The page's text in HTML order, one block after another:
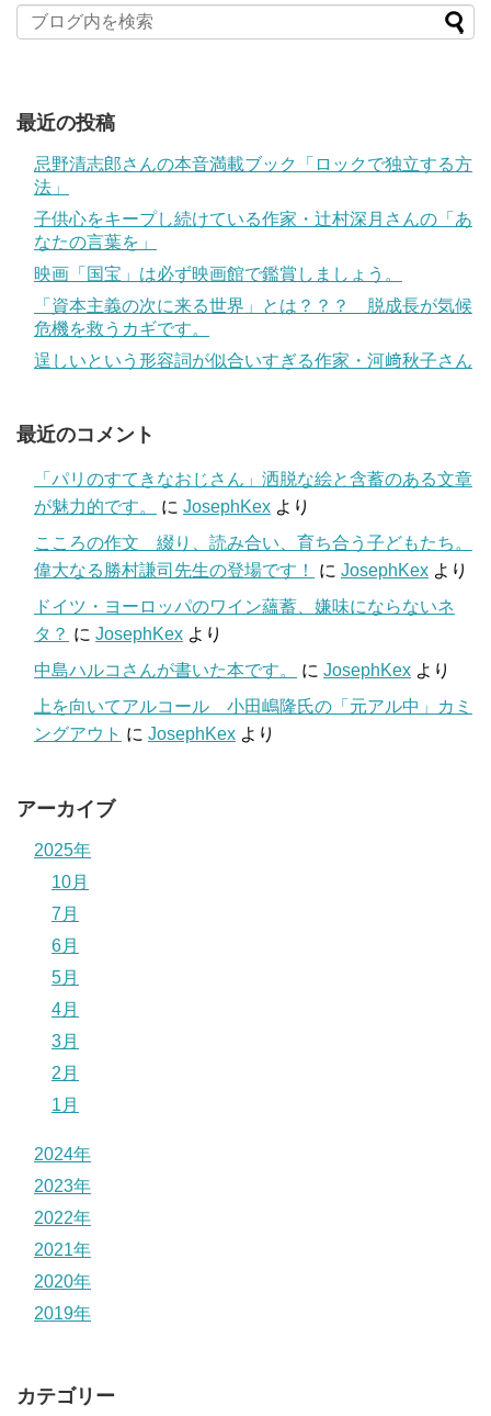
最近の投稿
忌野清志郎さんの本音満載ブック「ロックで独立する方
法」
子供心をキープし続けている作家・辻村深月さんの「あ
なたの言葉を」
映画「国宝」は必ず映画館で鑑賞しましょう。
「資本主義の次に来る世界」とは？？？ 脱成長が気候
危機を救うカギです。
逞しいという形容詞が似合いすぎる作家・河﨑秋子さん
最近のコメント
「パリのすてきなおじさん」洒脱な絵と含蓄のある文章
が魅力的です。
に JosephKex より
こころの作文 綴り、読み合い、育ち合う子どもたち。
偉大なる勝村謙司先生の登場です！
に JosephKex より
ドイツ・ヨーロッパのワイン蘊蓄、嫌味にならないネ
タ？ に JosephKex より
中島ハルコさんが書いた本です。
に JosephKex より
上を向いてアルコール 小田嶋隆氏の「元アル中」カミ
ングアウト に JosephKex より
アーカイブ
2025年
10月
7月
6月
5月
4月
3月
2月
1月
2024年
2023年
2022年
2021年
2020年
2019年
カテゴリー